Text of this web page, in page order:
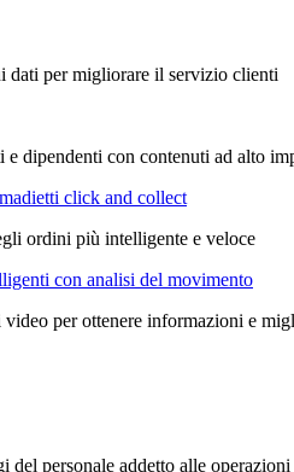
dati per migliorare il servizio clienti
dipendenti con contenuti ad alto
click and collect
ordini più intelligente e veloce
con analisi del movimento
per ottenere informazioni e
del personale addetto alle